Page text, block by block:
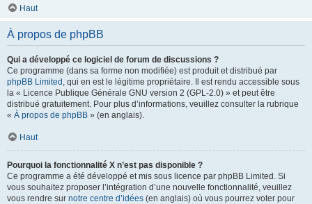
Haut
À propos de phpBB
Qui a développé ce logiciel de forum de discussions ?
Ce programme (dans sa forme non modifiée) est produit et distribué par
phpBB Limited , qui en est le légitime propriétaire. Il est rendu accessible sous
la « Licence Publique Générale GNU version 2 (GPL-2.0) » et peut être
distribué gratuitement. Pour plus d’informations, veuillez consulter la rubrique
« À propos de phpBB » (en anglais).
Haut
Pourquoi la fonctionnalité X n’est pas disponible ?
Ce programme a été développé et mis sous licence par phpBB Limited. Si
vous souhaitez proposer l’intégration d’une nouvelle fonctionnalité, veuillez
vous rendre sur notre centre d’idées (en anglais) où vous pourrez voter pour